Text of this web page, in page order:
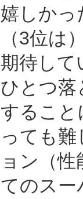
嬉しかっ
（3位は
期待して
ひとつ落
すること
っても
ョン（
てのスー